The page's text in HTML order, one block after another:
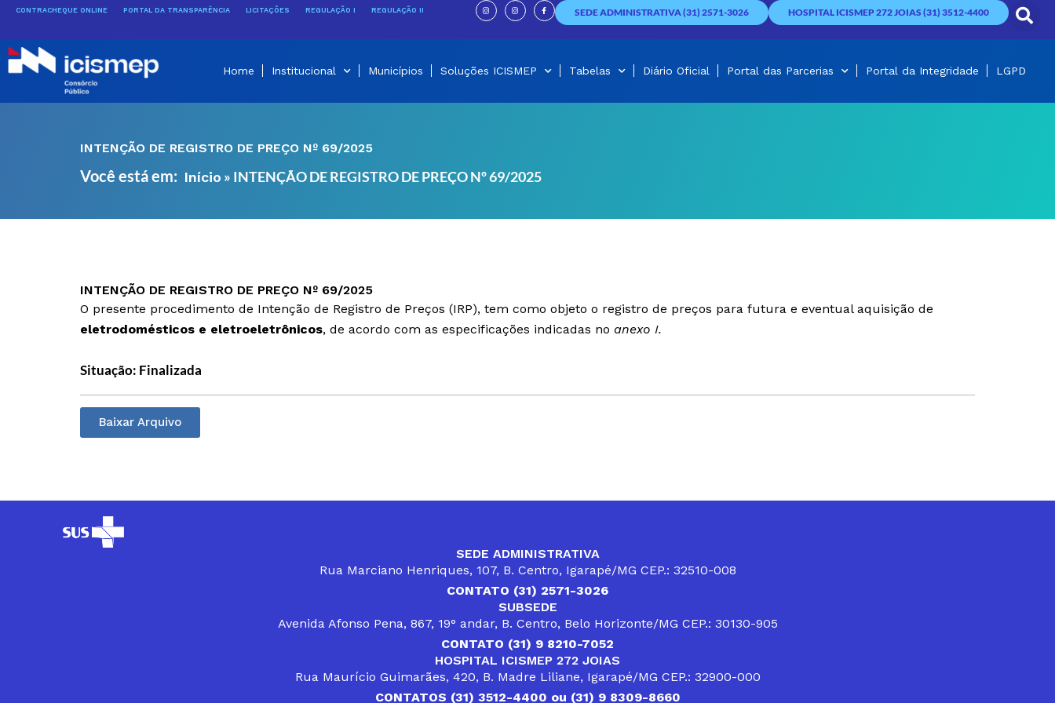
conteúdo
CONTRACHEQUE ONLINE PORTAL DA TRANSPARÊNCIA LICITAÇÕES REGULAÇÃO I REGULAÇÃO II
I
n
s
t
g
I
n
s
t
g
F
a
c
e
o
SEDE ADMINISTRATIVA (31) 2571-3026 HOSPITAL ICISMEP 272 JOIAS (31) 3512-4400
Home Institucional Municípios Soluções ICISMEP Tabelas Diário Oficial Portal das Parcerias Portal da Integridade LGPD
INTENÇÃO DE REGISTRO DE PREÇO Nº 69/2025
Você está em: Início » INTENÇÃO DE REGISTRO DE PREÇO Nº 69/2025
INTENÇÃO DE REGISTRO DE PREÇO Nº 69/2025
O presente procedimento de Intenção de Registro de Preços (IRP), tem como objeto o registro de preços para futura e eventual aquisição de
eletrodomésticos e eletroeletrônicos, de acordo com as especificações indicadas no anexo I.
Situação: Finalizada
Baixar Arquivo
SEDE ADMINISTRATIVA
Rua Marciano Henriques, 107, B. Centro, Igarapé/MG CEP.: 32510-008
CONTATO (31) 2571-3026
SUBSEDE
Avenida Afonso Pena, 867, 19° andar, B. Centro, Belo Horizonte/MG CEP.: 30130-905
CONTATO (31) 9 8210-7052
HOSPITAL ICISMEP 272 JOIAS
Rua Maurício Guimarães, 420, B. Madre Liliane, Igarapé/MG CEP.: 32900-000
CONTATOS (31) 3512-4400 ou (31) 9 8309-8660